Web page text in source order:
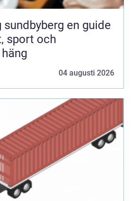
en guide
sport och
04 augusti 2026